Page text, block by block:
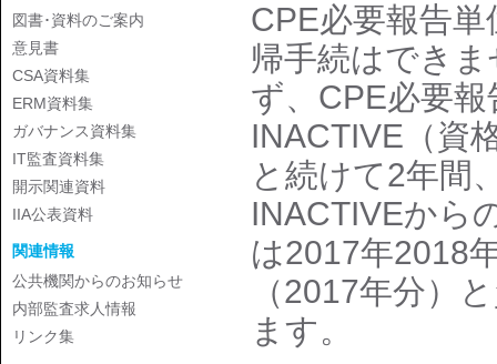
図書･資料のご案内
意見書
CSA資料集
ERM資料集
ガバナンス資料集
IT監査資料集
開示関連資料
IIA公表資料
関連情報
公共機関からのお知らせ
内部監査求人情報
リンク集
CPE必要報告
帰手続はでき
ず、CPE必要
INACTIVE（資
と続けて2年間
INACTIVEから
は2017年2018
（2017年分）
ます。